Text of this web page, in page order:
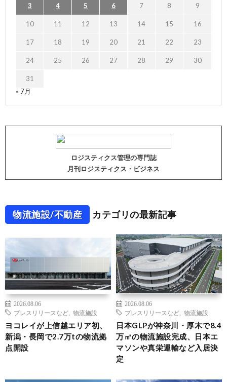
3 4 5 6 7 8 9
10 11 12 13 14 15 16
17 18 19 20 21 22 23
24 25 26 27 28 29 30
31
« 7月
ロジスティクス管理の専門誌
月刊ロジスティクス・ビジネス
物流施設/不動産 カテゴリの最新記事
2026.08.06
プレスリリースなど
物流施設
ヨコレイが上信越エリア初、
新潟・長岡で2.7万tの物流拠
点開設
2026.08.06
プレスリリースなど
物流施設
日本GLPが神奈川・厚木で8.4
万㎡の物流施設完成、日本エ
マソンや真栄運輸など入居決
定